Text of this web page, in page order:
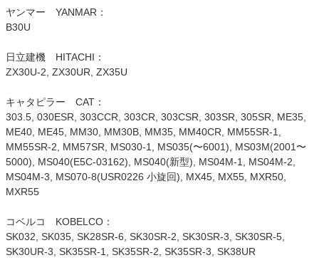
ヤンマー YANMAR：
B30U
日立建機 HITACHI：
ZX30U-2, ZX30UR, ZX35U
キャタピラー CAT：
303.5, 030ESR, 303CCR, 303CR, 303CSR, 303SR, 305SR, ME35,
ME40, ME45, MM30, MM30B, MM35, MM40CR, MM55SR-1,
MM55SR-2, MM57SR, MS030-1, MS035(〜6001), MS03M(2001〜
5000), MS040(E5C-03162), MS040(新型), MS04M-1, MS04M-2,
MS04M-3, MS070-8(USR0226 小旋回), MX45, MX55, MXR50,
MXR55
コベルコ KOBELCO：
SK032, SK035, SK28SR-6, SK30SR-2, SK30SR-3, SK30SR-5,
SK30UR-3, SK35SR-1, SK35SR-2, SK35SR-3, SK38UR